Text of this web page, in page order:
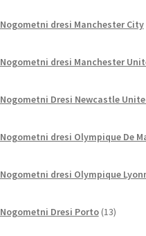
Nogometni dresi Manchester City
Nogometni dresi Manchester
Nogometni Dresi Newcastle
Nogometni dresi Olympique De
Nogometni dresi Olympique
Nogometni Dresi Porto 13izdelkov